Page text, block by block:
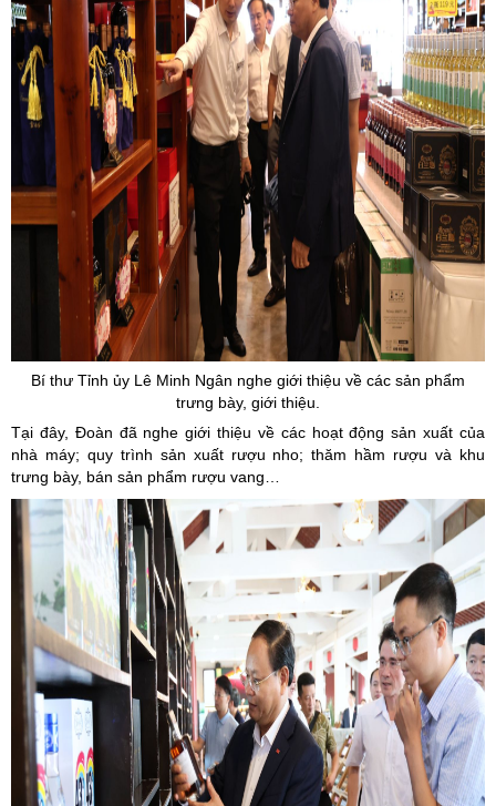
Bí thư Tỉnh ủy Lê Minh Ngân nghe giới thiệu về các sản phẩm
trưng bày, giới thiệu.
Tại đây, Đoàn đã nghe giới thiệu về các hoạt động sản xuất của
nhà máy; quy trình sản xuất rượu nho; thăm hầm rượu và khu
trưng bày, bán sản phẩm rượu vang…